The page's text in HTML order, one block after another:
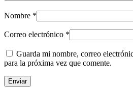
Nombre *
Correo electrónico *
Guarda mi nombre, correo
para la próxima vez que comente.